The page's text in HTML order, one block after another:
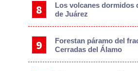
Los volcanes dormidos
de Juárez
Forestan páramo del
Cerradas del Álamo